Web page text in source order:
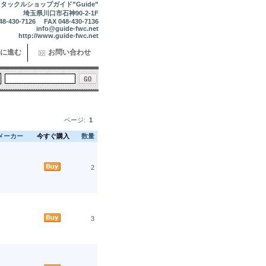
タックルショップガイド”Guide”
埼玉県川口市石神90-2-1F
430-7126 FAX 048-430-7136
info@guide-fwc.net
http://www.guide-fwc.net
進む お問い合わせ
ページ: 1
ーカー 今すぐ購入 数量
2
3